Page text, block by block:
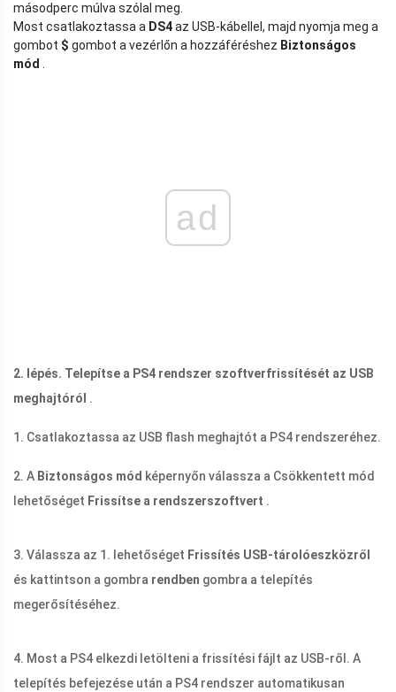
másodperc múlva szólal meg.
Most csatlakoztassa a DS4az USB-kábellel, majd nyomja meg a
gombot $ gombot a vezérlőn a hozzáféréshez Biztonságos
mód
ad
2. lépés. Telepítse a PS4 rendszer szoftverfrissítését az USB
meghajtóról .
1. Csatlakoztassa az USB flash meghajtót a PS4 rendszeréhez.
2. A Biztonságos mód képernyőn válassza a Csökkentett mód
lehetőséget Frissítse a rendszerszoftvert .
3. Válassza az 1. lehetőséget Frissítés USB-tárolóeszközről
és kattintson a gombra rendben gombra a telepítés
megerősítéséhez.
4. Most a PS4 elkezdi letölteni a frissítési fájlt az USB-ről. A
telepítés befejezése után a PS4 rendszer automatikusan